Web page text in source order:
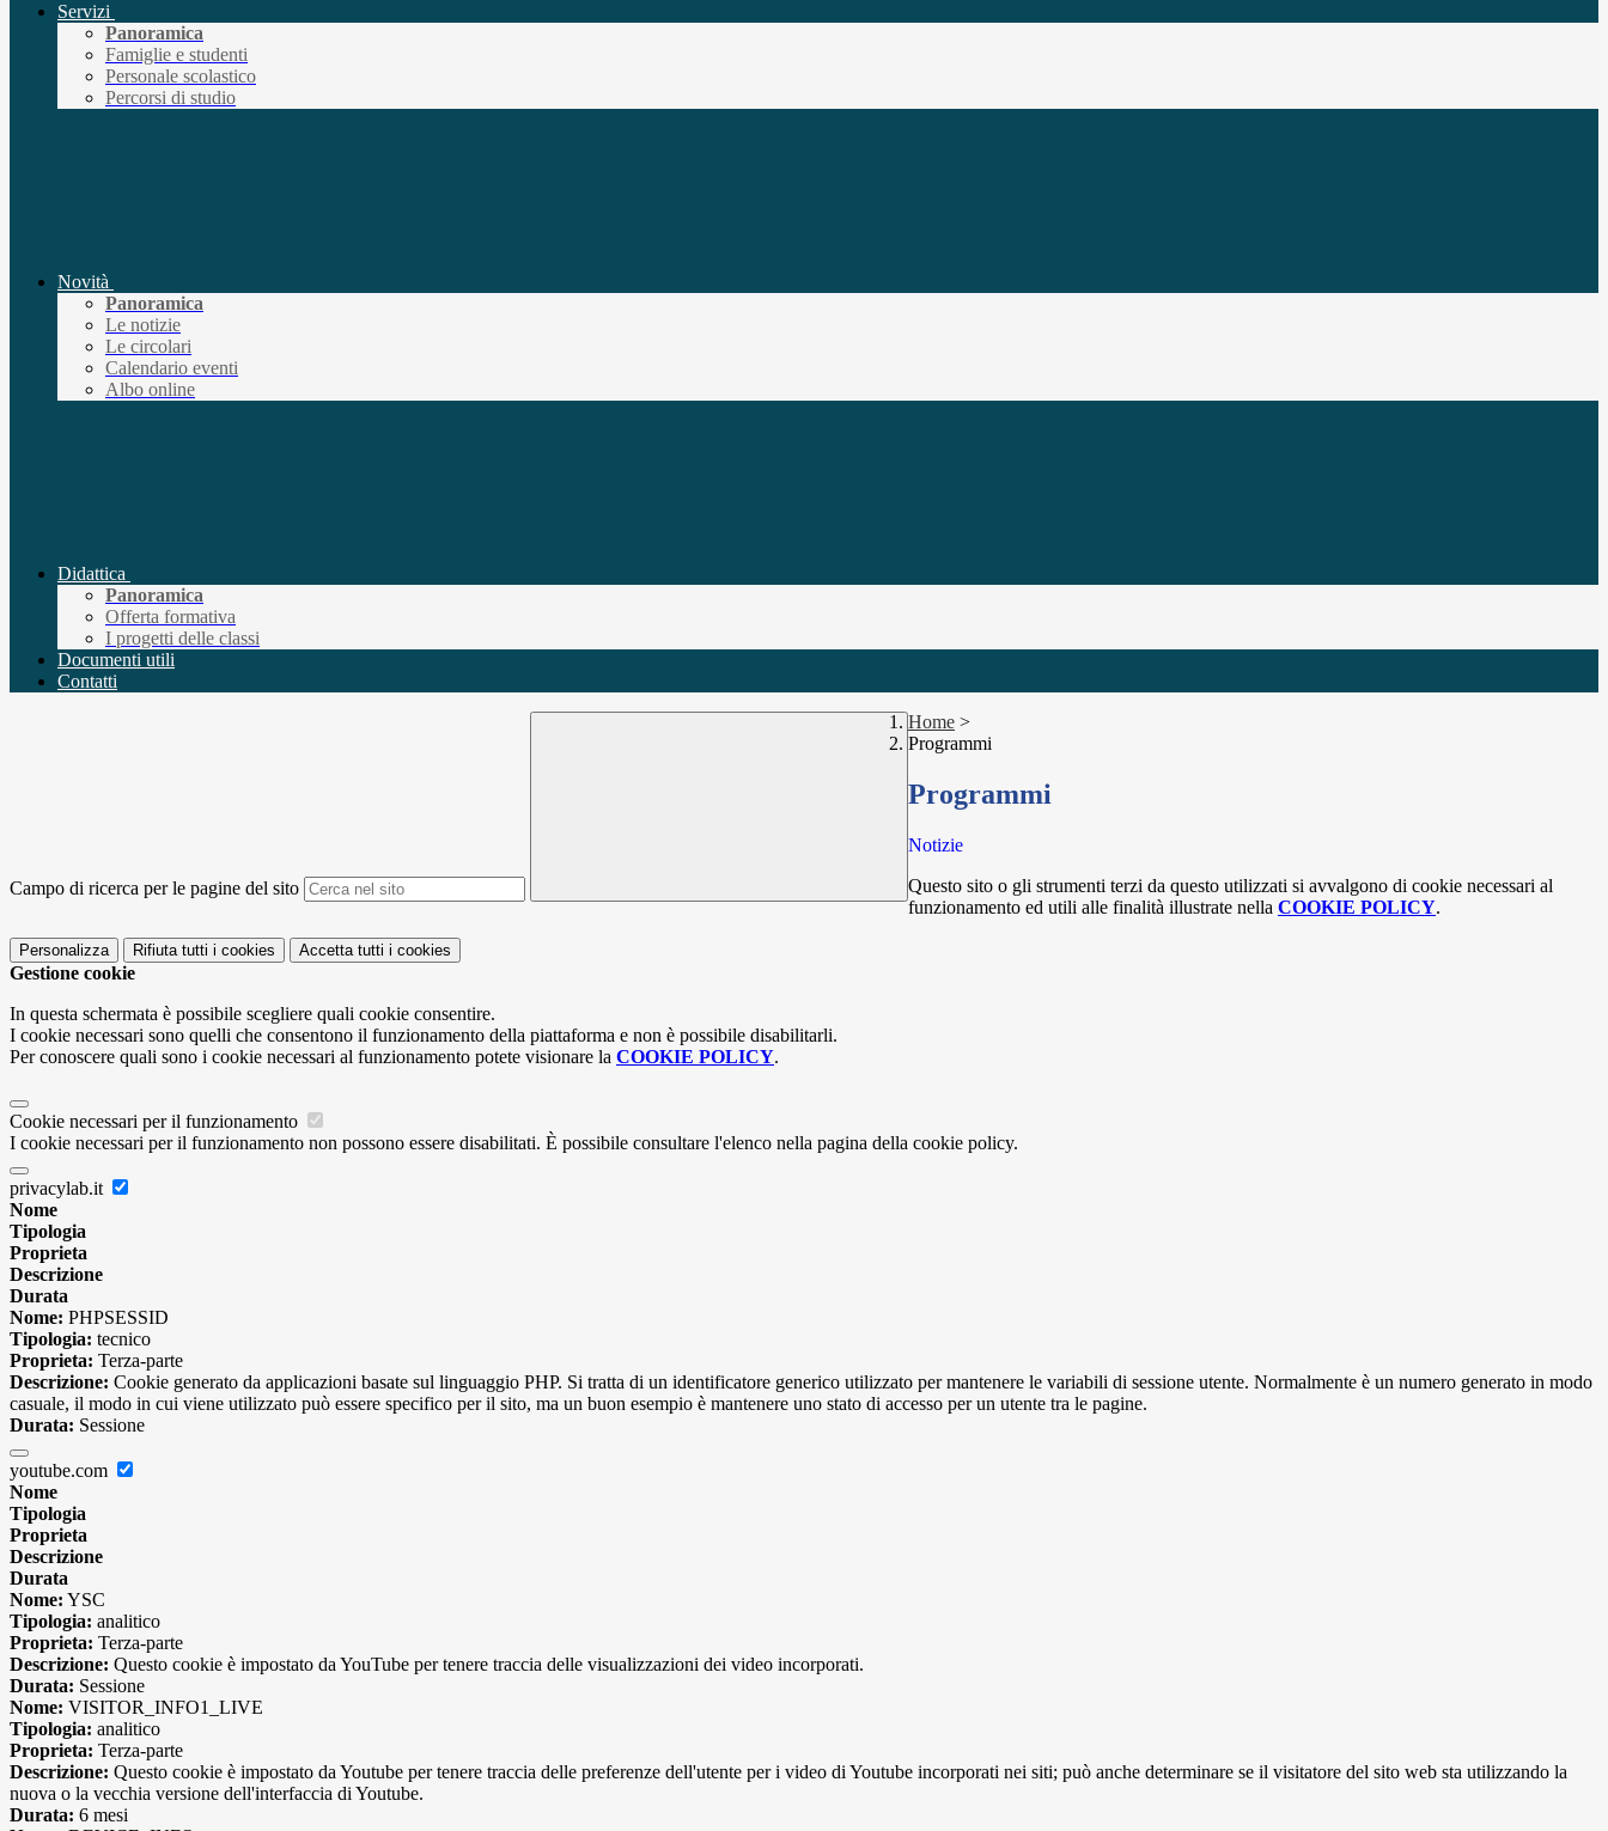
Servizi
Panoramica
Famiglie e studenti
Personale scolastico
Percorsi di studio
Novità
Panoramica
Le notizie
Le circolari
Calendario eventi
Albo online
Didattica
Panoramica
Offerta formativa
I progetti delle classi
Documenti utili
Contatti
Campo di ricerca per le pagine del sito
Home >
Programmi
Programmi
Notizie
Questo sito o gli strumenti terzi da questo utilizzati si avvalgono di cookie necessari al
funzionamento ed utili alle finalità illustrate nella COOKIE POLICY.
Personalizza Rifiuta tutti i cookies Accetta tutti i cookies
Gestione cookie
In questa schermata è possibile scegliere quali cookie consentire.
I cookie necessari sono quelli che consentono il funzionamento della piattaforma e non è possibile disabilitarli.
Per conoscere quali sono i cookie necessari al funzionamento potete visionare la COOKIE POLICY.
Cookie necessari per il funzionamento
I cookie necessari per il funzionamento non possono essere disabilitati. È possibile consultare l'elenco nella pagina della cookie policy.
privacylab.it
Nome
Tipologia
Proprieta
Descrizione
Durata
Nome: PHPSESSID
Tipologia: tecnico
Proprieta: Terza-parte
Descrizione: Cookie generato da applicazioni basate sul linguaggio PHP. Si tratta di un identificatore generico utilizzato per mantenere le variabili di sessione utente. Normalmente è un numero generato in modo
casuale, il modo in cui viene utilizzato può essere specifico per il sito, ma un buon esempio è mantenere uno stato di accesso per un utente tra le pagine.
Durata: Sessione
youtube.com
Nome
Tipologia
Proprieta
Descrizione
Durata
Nome: YSC
Tipologia: analitico
Proprieta: Terza-parte
Descrizione: Questo cookie è impostato da YouTube per tenere traccia delle visualizzazioni dei video incorporati.
Durata: Sessione
Nome: VISITOR_INFO1_LIVE
Tipologia: analitico
Proprieta: Terza-parte
Descrizione: Questo cookie è impostato da Youtube per tenere traccia delle preferenze dell'utente per i video di Youtube incorporati nei siti; può anche determinare se il visitatore del sito web sta utilizzando la
nuova o la vecchia versione dell'interfaccia di Youtube.
Durata: 6 mesi